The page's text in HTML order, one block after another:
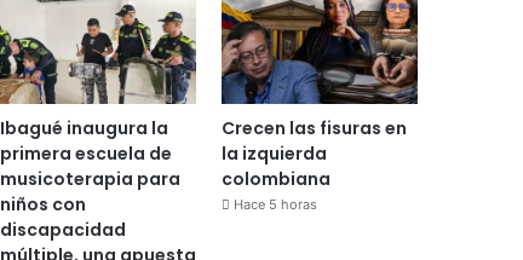
Ibagué inaugura la
primera escuela de
musicoterapia para
niños con
discapacidad
Crecen las fisuras en
la izquierda
colombiana
Hace 5 horas